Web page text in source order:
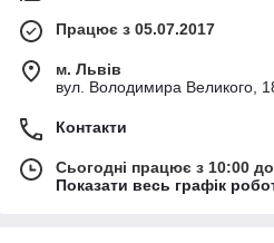
Працює з 05.07.2017
м. Львів
вул. Володимира Великого,
Контакти
Сьогодні працює з 10:00
Показати весь графік